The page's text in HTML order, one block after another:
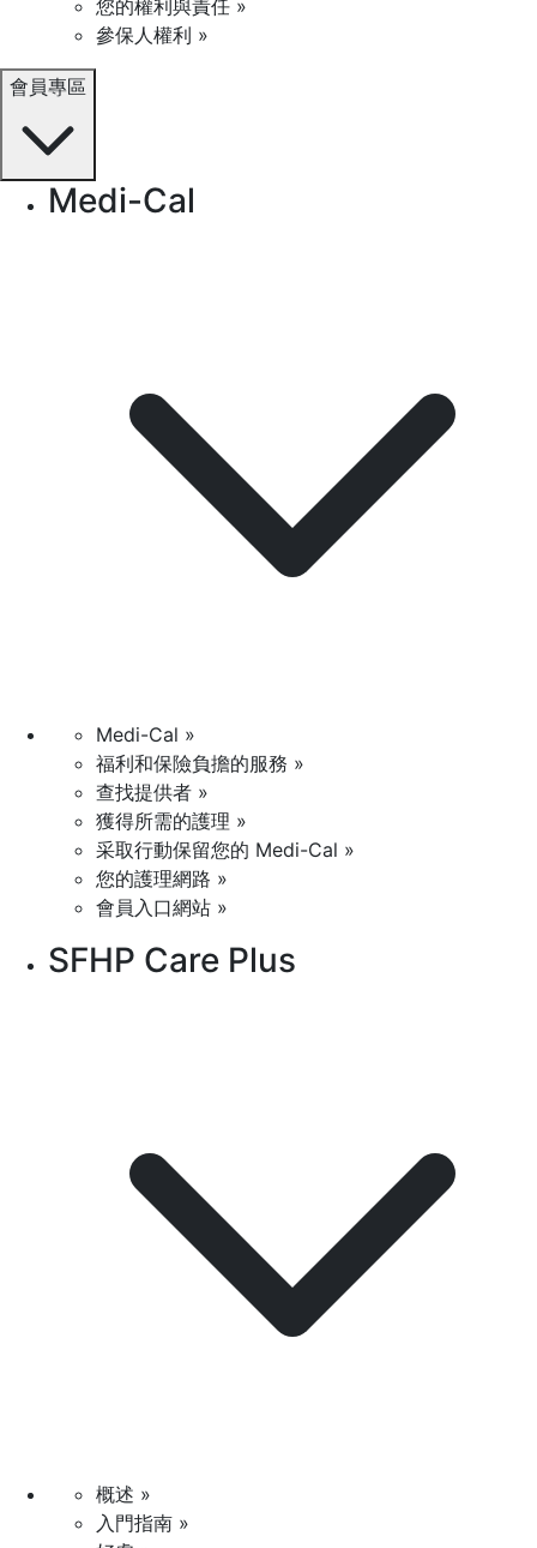
您的權利與責任 »
參保人權利 »
會員專區
Medi-Cal
Medi-Cal »
福利和保險負擔的服務 »
查找提供者 »
獲得所需的護理 »
采取行動保留您的 Medi-Cal »
您的護理網路 »
會員入口網站 »
SFHP Care Plus
概述 »
入門指南 »